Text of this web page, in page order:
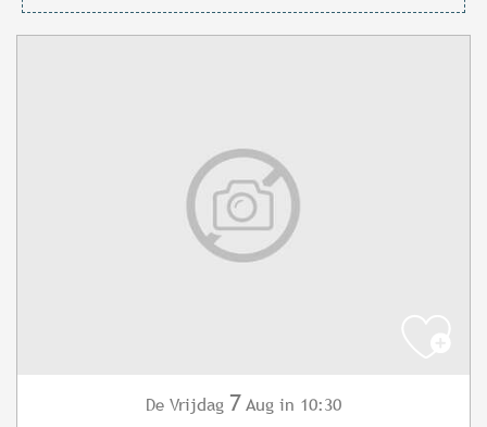
De Vrijdag 7 Aug in 10:30